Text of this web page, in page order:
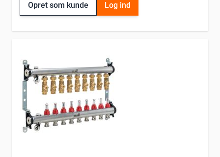
Opret som kunde Log ind